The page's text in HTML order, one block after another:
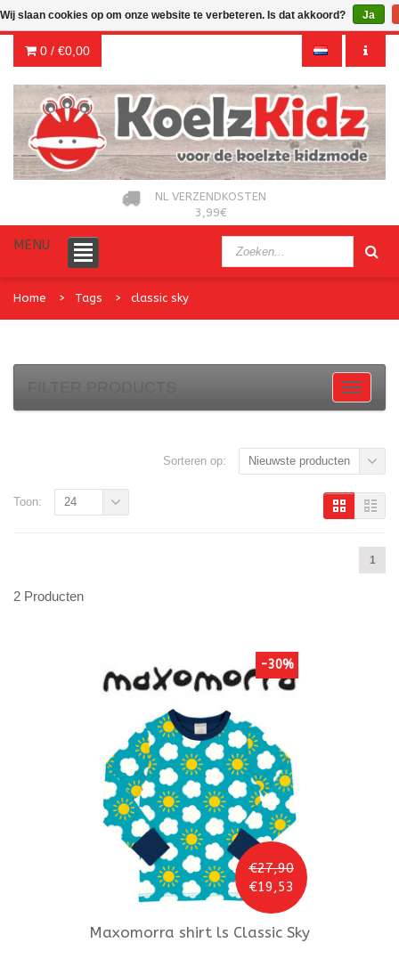
0 / €0,00
NL VERZENDKOSTEN
3,99€
MENU
Home Tags classic sky
Sorteren op: Nieuwste producten
1
Toon: 24
2 Producten
€27,90
€19,53
-30%
Maxomorra shirt ls Classic Sky
Wij slaan cookies op om onze website te verbeteren. Is dat akkoord? Ja